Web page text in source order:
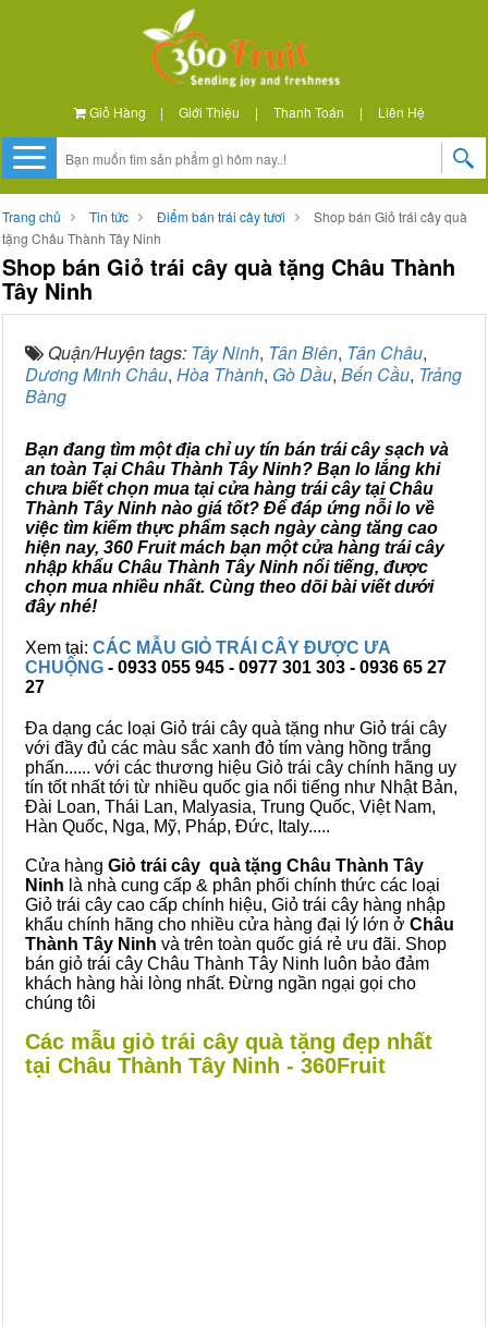
Giỏ Hàng | Giới Thiệu | Thanh Toán | Liên Hệ
Trang chủ Tin tức Điểm bán trái cây tươi
Shop bán Giỏ trái cây quà
tặng Châu Thành Tây Ninh
Shop bán Giỏ trái cây quà tặng Châu Thành
Tây Ninh
Quận/Huyện tags: Tây Ninh, Tân Biên, Tân Châu,
Dương Minh Châu, Hòa Thành, Gò Dầu, Bến Cầu, Trảng
Bàng
Bạn đang tìm một địa chỉ uy tín bán trái cây sạch và
an toàn Tại Châu Thành Tây Ninh? Bạn lo lắng khi
chưa biết chọn mua tại cửa hàng trái cây tại Châu
Thành Tây Ninh nào giá tốt? Để đáp ứng nỗi lo về
việc tìm kiếm thực phẩm sạch ngày càng tăng cao
hiện nay, 360 Fruit mách bạn một cửa hàng trái cây
nhập khẩu Châu Thành Tây Ninh nổi tiếng, được
chọn mua nhiều nhất. Cùng theo dõi bài viết dưới
đây nhé!
Xem tại: CÁC MẪU GIỎ TRÁI CÂY ĐƯỢC ƯA
CHUỘNG - 0933 055 945 - 0977 301 303 - 0936 65 27
27
Đa dạng các loại Giỏ trái cây quà tặng như Giỏ trái cây
với đầy đủ các màu sắc xanh đỏ tím vàng hồng trắng
phấn...... với các thương hiệu Giỏ trái cây chính hãng uy
tín tốt nhất tới từ nhiều quốc gia nổi tiếng như Nhật Bản,
Đài Loan, Thái Lan, Malyasia, Trung Quốc, Việt Nam,
Hàn Quốc, Nga, Mỹ, Pháp, Đức, Italy.....
Cửa hàng Giỏ trái cây quà tặng Châu Thành Tây
Ninh là nhà cung cấp & phân phối chính thức các loại
Giỏ trái cây cao cấp chính hiệu, Giỏ trái cây hàng nhập
khẩu chính hãng cho nhiều cửa hàng đại lý lớn ở Châu
Thành Tây Ninh và trên toàn quốc giá rẻ ưu đãi. Shop
bán giỏ trái cây Châu Thành Tây Ninh luôn bảo đảm
khách hàng hài lòng nhất. Đừng ngần ngại gọi cho
chúng tôi
Các mẫu giỏ trái cây quà tặng đẹp nhất
tại Châu Thành Tây Ninh - 360Fruit